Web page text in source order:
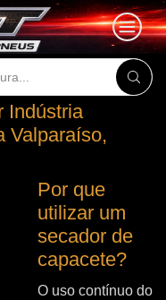
Indústria
Valparaíso,
Por que
utilizar um
secador de
capacete?
O uso contínuo do